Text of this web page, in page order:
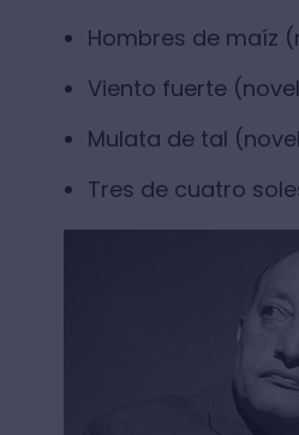
Hombres de maíz
Viento fuerte
Mulata de tal
Tres de cuatro